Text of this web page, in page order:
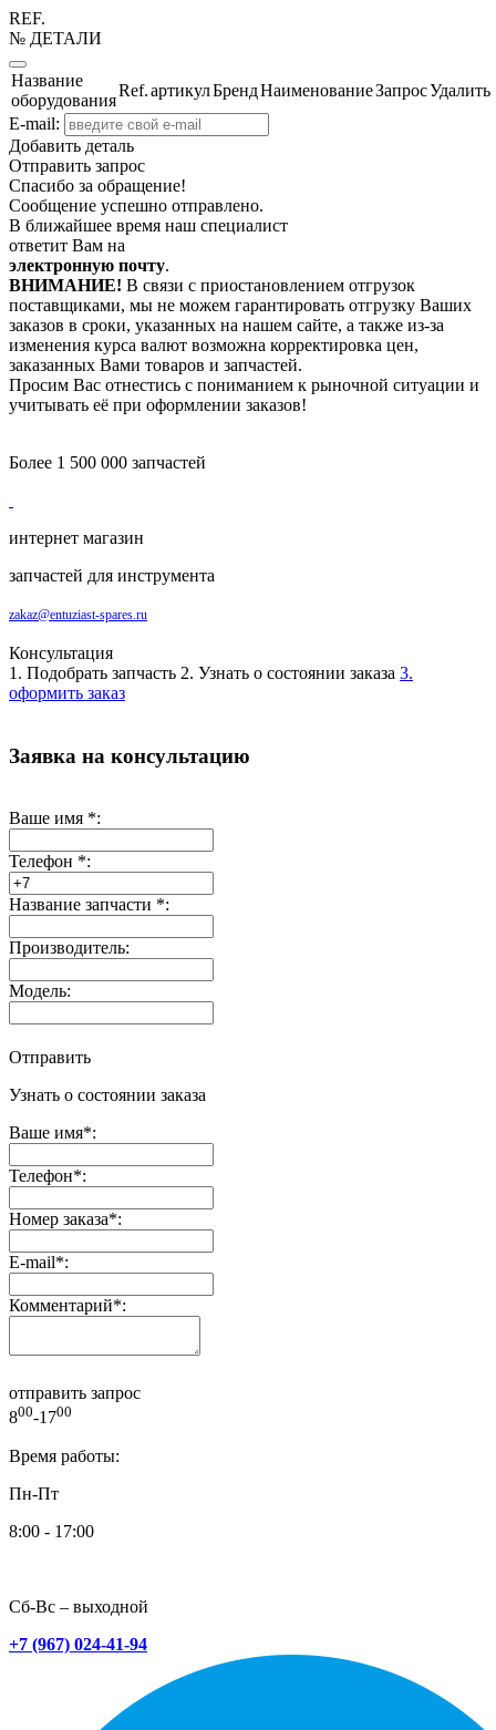
REF.
№ ДЕТАЛИ
Название
оборудования
Ref.артикулБрендНаименованиеЗапросУдалить
E-mail:
Добавить деталь
Отправить запрос
Спасибо за обращение!
Сообщение успешно отправлено.
В ближайшее время наш специалист
ответит Вам на
электронную почту.
ВНИМАНИЕ! В связи с приостановлением отгрузок
поставщиками, мы не можем гарантировать отгрузку Ваших
заказов в сроки, указанных на нашем сайте, а также из-за
изменения курса валют возможна корректировка цен,
заказанных Вами товаров и запчастей.
Просим Вас отнестись с пониманием к рыночной ситуации и
учитывать её при оформлении заказов!
Более 1 500 000 запчастей
интернет магазин
запчастей для инструмента
zakaz@entuziast-spares.ru
Консультация
1. Подобрать запчасть 2. Узнать о состоянии заказа 3.
оформить заказ
Заявка на консультацию
Ваше имя *:
Телефон *:
Название запчасти *:
Производитель:
Модель:
Отправить
Узнать о состоянии заказа
Ваше имя*:
Телефон*:
Номер заказа*:
E-mail*:
Комментарий*:
отправить запрос
800-1700
Время работы:
Пн-Пт
8:00 - 17:00
Сб-Вс – выходной
+7 (967) 024-41-94